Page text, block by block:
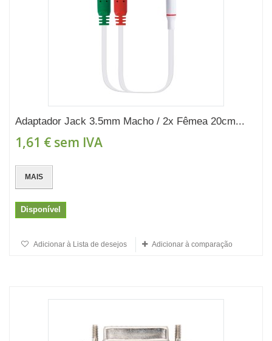
Adaptador Jack 3.5mm Macho / 2x Fêmea 20cm...
1,61 € sem IVA
MAIS
Disponível
Adicionar à Lista de desejos Adicionar à comparação